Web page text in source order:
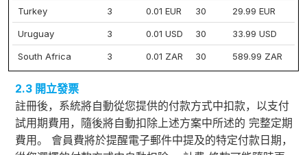
Turkey 3 0.01 EUR 30 29.99 EUR
Uruguay 3 0.01 USD 30 33.99 USD
South Africa 3 0.01 ZAR 30 589.99 ZAR
2.3 開立發票
註冊後，系統將自動從您提供的付款方式中扣款，以支付
試用期費用，隨後將自動扣除上述方案中所述的 完整定期
費用。 會員費將於提醒電子郵件中提及的特定付款日期，